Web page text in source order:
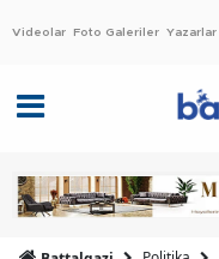
Videolar Foto Galeriler Yazarlar